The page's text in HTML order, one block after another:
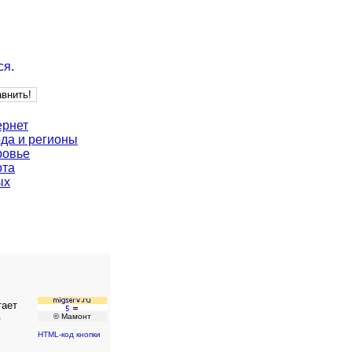
.
и регионы
© Мамонт
HTML-код кнопки